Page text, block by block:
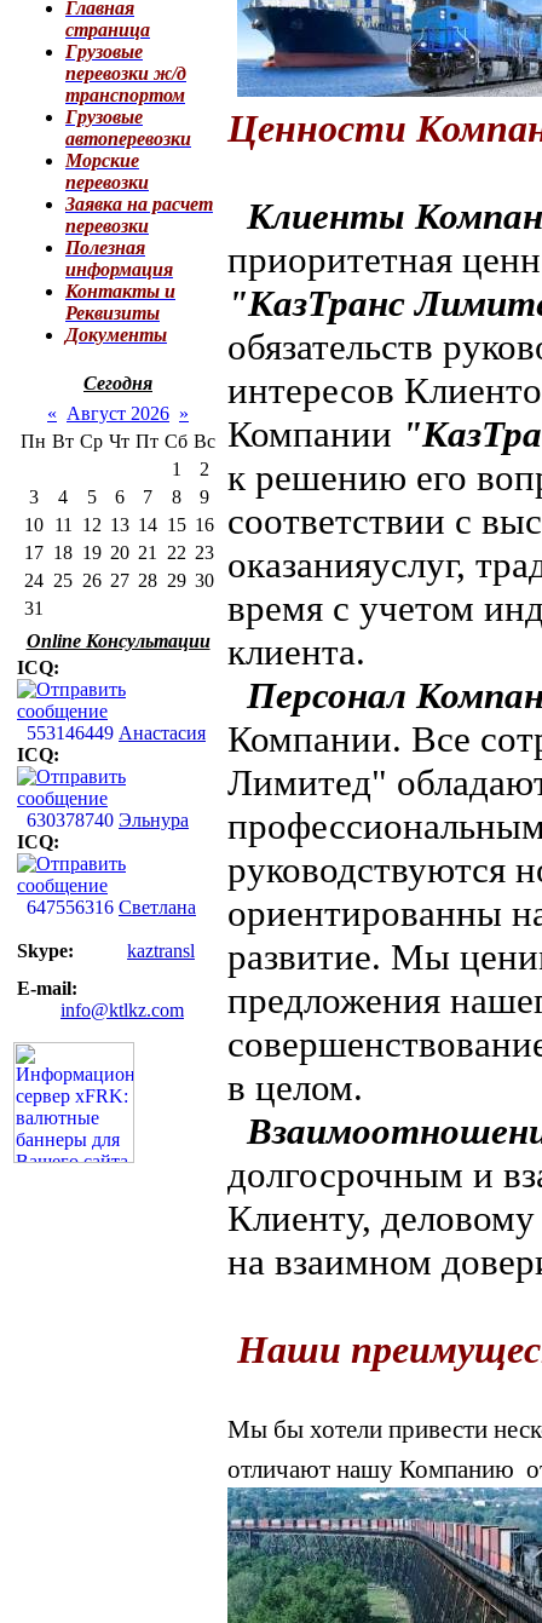
Главная
страница
Грузовые
перевозки ж/д
транспортом
Грузовые
автоперевозки
Морские
перевозки
Заявка на расчет
перевозки
Полезная
информация
Контакты и
Реквизиты
Документы
Сегодня
« Август 2026 »
Пн Вт Ср Чт Пт Сб Вс
1
2
3
4 5 6 7 8
9
10
11 12 13 14 15 16
17 18 19 20 21 22 23
24 25 26 27 28 29 30
31
Online Консультации
ICQ:
553146449 Анастасия
ICQ:
630378740 Эльнура
ICQ:
647556316 Светлана
Skype: kaztransl
E-mail:
info@ktlkz.com
Ценности
Клиенты
приоритетная
"КазТранс
обязательств
интересов
Компании
к решению его
соответствии с
оказанияуслуг,
время с учетом
клиента.
Персонал
Компании. Все
Лимитед"
руководствуются
ориентированны
развитие. Мы
предложения
в целом.
долгосрочным и
Клиенту,
на взаимном
Наши
Мы бы хотели привести
отличают нашу Компанию